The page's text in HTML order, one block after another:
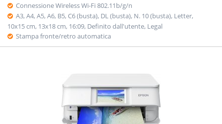
Connessione Wireless Wi-Fi 802.11b/g/n
A3, A4, A5, A6, B5, C6 (busta), DL (busta), N. 10 (busta), Letter,
10x15 cm, 13x18 cm, 16:09, Definito dall'utente, Legal
Stampa fronte/retro automatica